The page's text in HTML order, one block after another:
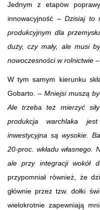
Jednym z etapów
innowacyjność –Dzisiaj to
produkcyjnym dla
duży, czy mały, ale musi
nowoczesności w rolnictwie
W tym samym kierunku
Gobarto. –Mniejsi muszą
Ale trzeba też mierzyć
produkcja warchlaka
inwestycyjna są wysokie.
20-proc. wkładu własnego.
ale przy integracji wokół
przypomniał również, że
głównie przez tzw. dołki
wielokrotnie zapewniają